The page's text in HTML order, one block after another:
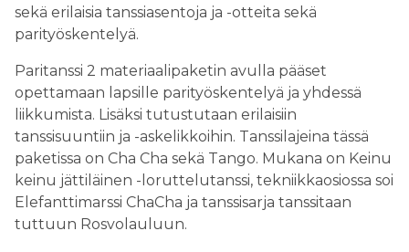
sekä erilaisia tanssiasentoja ja -otteita sekä
parityöskentelyä.
Paritanssi 2 materiaalipaketin avulla pääset
opettamaan lapsille parityöskentelyä ja yhdessä
liikkumista. Lisäksi tutustutaan erilaisiin
tanssisuuntiin ja -askelikkoihin. Tanssilajeina tässä
paketissa on Cha Cha sekä Tango. Mukana on Keinu
keinu jättiläinen -loruttelutanssi, tekniikkaosiossa soi
Elefanttimarssi ChaCha ja tanssisarja tanssitaan
tuttuun Rosvolauluun.